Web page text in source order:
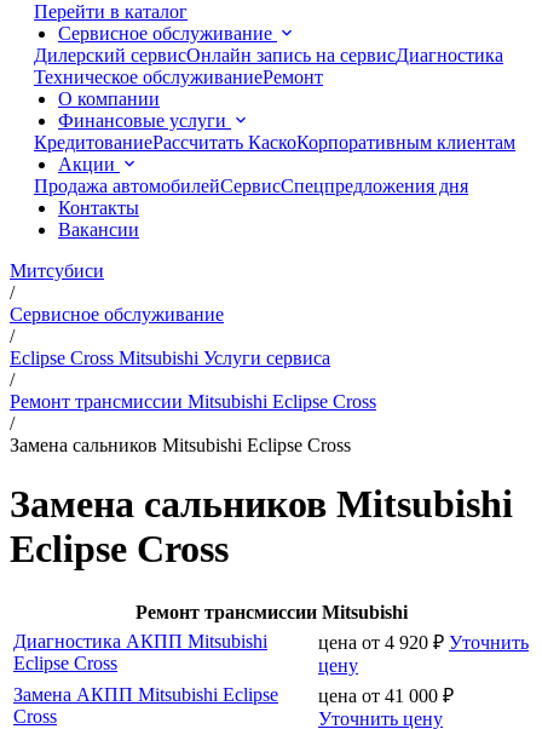
Перейти в каталог
Сервисное обслуживание
Дилерский сервисОнлайн запись на сервисДиагностика
Техническое обслуживаниеРемонт
О компании
Финансовые услуги
КредитованиеРассчитать КаскоКорпоративным клиентам
Акции
Продажа автомобилейСервисСпецпредложения дня
Контакты
Вакансии
Митсубиси
/
Сервисное обслуживание
/
Eclipse Cross Mitsubishi Услуги сервиса
/
Ремонт трансмиссии Mitsubishi Eclipse Cross
/
Замена сальников Mitsubishi Eclipse Cross
Замена сальников Mitsubishi
Eclipse Cross
Ремонт трансмиссии Mitsubishi
Диагностика АКПП Mitsubishi
Eclipse Cross
цена от 4 920 ₽ Уточнить
цену
Замена АКПП Mitsubishi Eclipse
Cross
цена от 41 000 ₽
Уточнить цену